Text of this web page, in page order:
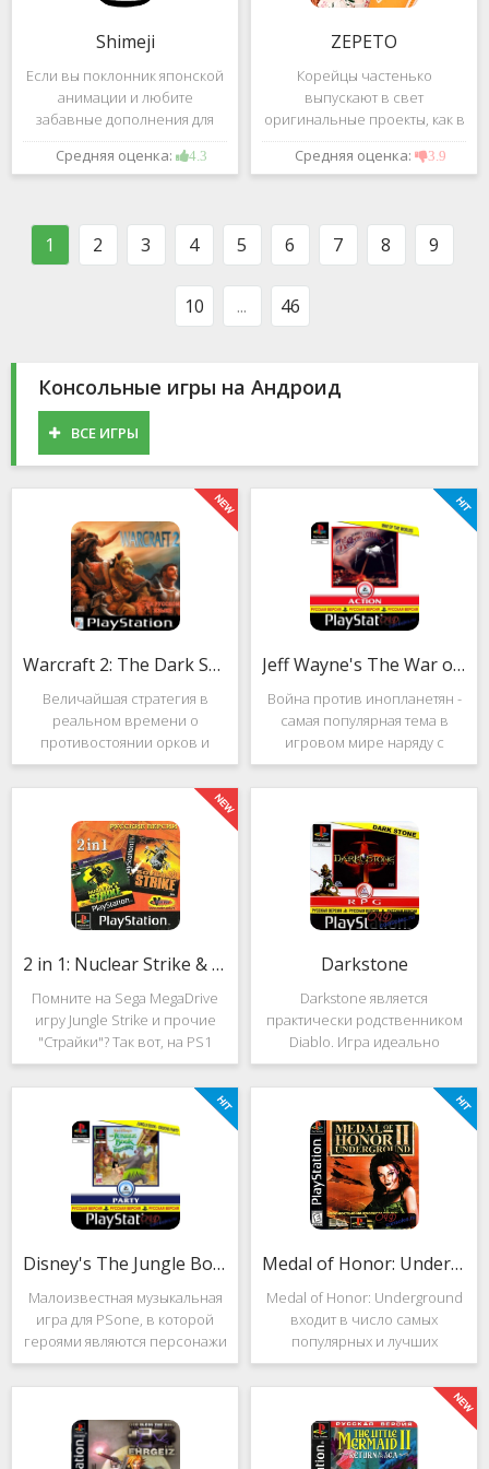
Shimeji
Если вы поклонник японской
анимации и любите
забавные дополнения для
своего смартфона, обратите
внимание на Shimeji -
устройства милыми
персонажами в
Средняя оценка: 4.3
ZEPETO
Корейцы частенько
выпускают в свет
оригинальные проекты, как в
сфере игр, так и приложений.
Так, ZEPETO стремительно
Южной Кореи, не смотря на
Средняя оценка: 3.9
1 2 3 4 5 6 7 8 9
10 ... 46
Консольные игры на Андроид
ВСЕ ИГРЫ
Warcraft 2: The Dark Saga
Величайшая стратегия в
реальном времени о
противостоянии орков и
людей. Warcraft 2: The Dark
Saga рассказывает
классическую историю, в
которой идёт битва за
королевство Азерот в мире
Средневековья с
Jeff Wayne's The War of the Worlds
Война против инопланетян -
самая популярная тема в
игровом мире наряду с
войнами против
террористов и зомби. Здесь
народы объединяются в
борьбе с врагом, Земля
рушится, но
2 in 1: Nuclear Strike & Soviet Strike
Помните на Sega MegaDrive
игру Jungle Strike и прочие
"Страйки"? Так вот, на PS1
данная серия продолжила
своё существование. Вышло
ещё 2 "Страйка", где мы всё
так же управляем вертолётом
и уничтожаем
Darkstone
Darkstone является
практически родственником
Diablo. Игра идеально
подойдёт для тех, кто ищет
альтернативу последнему.
Несмотря на то, что эти 2
игры создавались разными
людьми, Darkstone имеет
общие
Disney's The Jungle Book: Groove Party
Малоизвестная музыкальная
игра для PSone, в которой
героями являются персонажи
"Книги джунглей". Это не
платформер и не Action.
оригинален. Перед стартом
вы будете выбирать песню.
Medal of Honor: Underground
Medal of Honor: Underground
входит в число самых
популярных и лучших
шутеров от первого лица для
Sony Playstation. Эта игра
посвящена Второй мировой
войне. Вы будете играть за
девушку Менон. Являясь